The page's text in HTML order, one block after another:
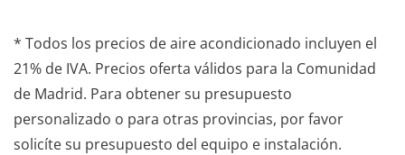
* Todos los precios de aire acondicionado incluyen el
21% de IVA. Precios oferta válidos para la Comunidad
de Madrid. Para obtener su presupuesto
personalizado o para otras provincias, por favor
solicíte su presupuesto del equipo e instalación.